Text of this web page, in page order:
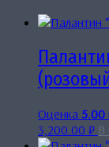
Оценка 5.00
3,200.00 ₽ В